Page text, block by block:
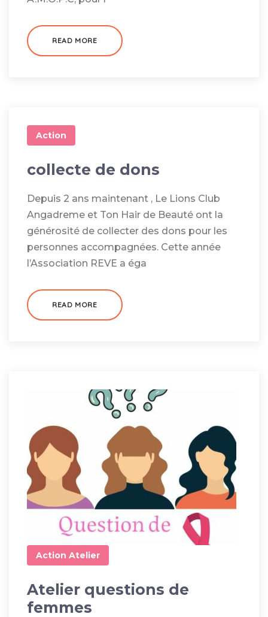
READ MORE
Action
collecte de dons
Depuis 2 ans maintenant , Le Lions Club
Angadreme et Ton Hair de Beauté ont la
générosité de collecter des dons pour les
personnes accompagnées. Cette année
l’Association REVE a éga
READ MORE
Action Atelier
Atelier questions de
femmes